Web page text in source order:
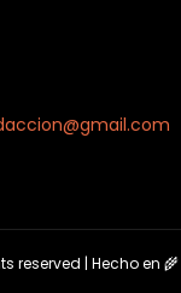
reserved | Hecho en 🌾